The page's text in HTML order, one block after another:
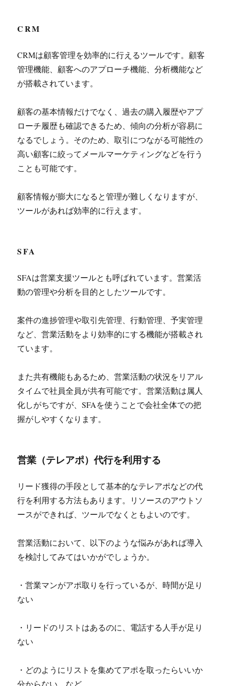
CRM
CRMは顧客管理を効率的に行えるツールです。顧客
管理機能、顧客へのアプローチ機能、分析機能など
が搭載されています。
顧客の基本情報だけでなく、過去の購入履歴やアプ
ローチ履歴も確認できるため、傾向の分析が容易に
なるでしょう。そのため、取引につながる可能性の
高い顧客に絞ってメールマーケティングなどを行う
ことも可能です。
顧客情報が膨大になると管理が難しくなりますが、
ツールがあれば効率的に行えます。
SFA
SFAは営業支援ツールとも呼ばれています。営業活
動の管理や分析を目的としたツールです。
案件の進捗管理や取引先管理、行動管理、予実管理
など、営業活動をより効率的にする機能が搭載され
ています。
また共有機能もあるため、営業活動の状況をリアル
タイムで社員全員が共有可能です。営業活動は属人
化しがちですが、SFAを使うことで会社全体での把
握がしやすくなります。
営業（テレアポ）代行を利用する
リード獲得の手段として基本的なテレアポなどの代
行を利用する方法もあります。リソースのアウトソ
ースができれば、ツールでなくともよいのです。
営業活動において、以下のような悩みがあれば導入
を検討してみてはいかがでしょうか。
・営業マンがアポ取りを行っているが、時間が足り
ない
・リードのリストはあるのに、電話する人手が足り
ない
・どのようにリストを集めてアポを取ったらいいか
分からない など